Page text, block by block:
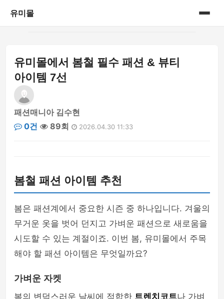
유미몰
온라인 쇼핑몰
유미몰에서 봄철 필수 패션 & 뷰티
아이템 7선
패션매니아 김수현
0건
89회 2026.04.30 11:33
봄철 패션 아이템 추천
봄은 패션계에서 중요한 시즌 중 하나입니다. 겨울의
무거운 옷을 벗어 던지고 가벼운 패션으로 새로움을
시도할 수 있는 계절이죠. 이번 봄, 유미몰에서 주목
해야 할 패션 아이템은 무엇일까요?
가벼운 자켓
봄의 변덕스러운 날씨에 적합한 트렌치코트나 가벼